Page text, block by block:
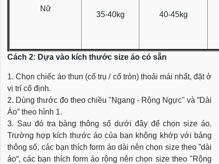
Nữ
35-40kg 40-45kg
Cách 2: Dựa vào kích thước size áo có sẵn
1. Chọn chiếc áo thun (cổ trụ / cổ tròn) thoải mái nhất, đặt ở
vị trí cố định.
2. Dùng thước đo theo chiều "Ngang - Rộng Ngực" và ”Dài
Áo” theo hình 1.
3. Sau đó tra bảng thông số dưới đây để chọn size áo.
Trường hợp kích thước áo của bạn không khớp với bảng
thông số, các bạn thích form áo dài nên chọn size theo ”dài
áo“, các bạn thích form áo rộng nên chọn size theo "Rộng